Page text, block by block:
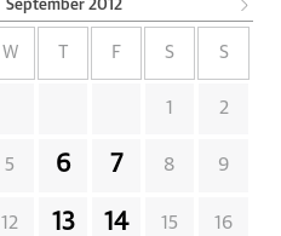
September 2012
W F S S
1 2
5 6 7 8 9
12 13 14 15 16